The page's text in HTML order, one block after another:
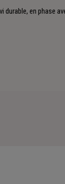
durable, en phase